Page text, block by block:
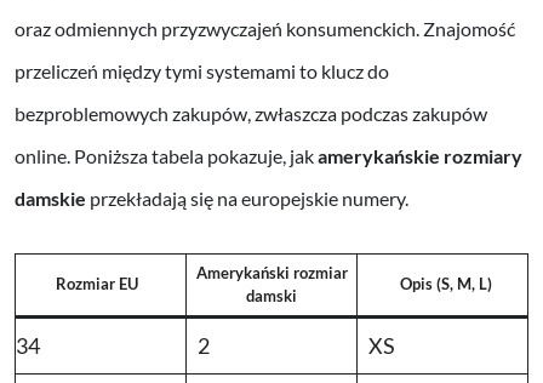
oraz odmiennych przyzwyczajeń konsumenckich. Znajomość
przeliczeń między tymi systemami to klucz do
bezproblemowych zakupów, zwłaszcza podczas zakupów
online. Poniższa tabela pokazuje, jakamerykańskie rozmiary
damskie przekładają się na europejskie numery.
Rozmiar EU
Amerykański rozmiar
damski
Opis (S, M, L)
34 2 XS